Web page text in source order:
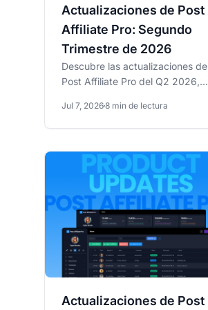
Actualizaciones de Post
Affiliate Pro: Segundo
Trimestre de 2026
Descubre las actualizaciones de
Post Affiliate Pro del Q2 2026,
IA integrado, la...
Jul 7, 20268 min de lectura
Actualizaciones de Post